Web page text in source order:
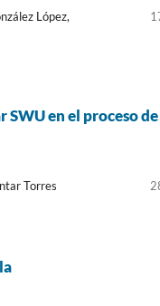
López,
en el proceso de
Torres